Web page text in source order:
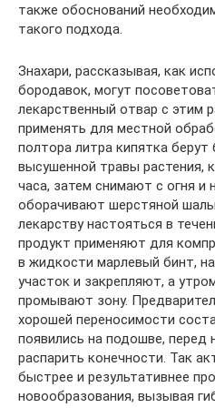
также обоснований
такого подхода.
Знахари, рассказывая, как
бородавок, могут
лекарственный отвар с этим
применять для местной
полтора литра кипятка
высушенной травы растения,
часа, затем снимают с огня
оборачивают шерстяной
лекарству настояться в
продукт применяют для
в жидкости марлевый бинт,
участок и закрепляют, а
промывают зону.
хорошей переносимости
появились на подошве, перед
распарить конечности. Так
быстрее и результативнее
новообразования, вызывая